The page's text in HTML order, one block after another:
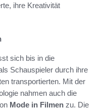
ihre Kreativität
sich bis in die
Schauspieler durch ihre
transportierten. Mit der
nahmen auch die
Mode in Filmen zu. Die